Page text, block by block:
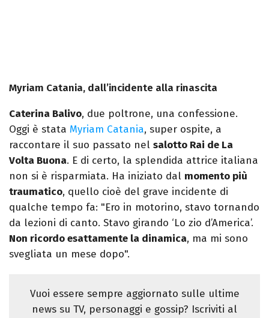
Myriam Catania, dall’incidente alla rinascita
Caterina Balivo, due poltrone, una confessione.
Oggi è stata Myriam Catania, super ospite, a
raccontare il suo passato nel salotto Rai de La
Volta Buona. E di certo, la splendida attrice italiana
non si è risparmiata. Ha iniziato dal momento più
traumatico, quello cioè del grave incidente di
qualche tempo fa: "Ero in motorino, stavo tornando
da lezioni di canto. Stavo girando ‘Lo zio d’America’.
Non ricordo esattamente la dinamica, ma mi sono
svegliata un mese dopo".
Vuoi essere sempre aggiornato sulle ultime
news su TV, personaggi e gossip? Iscriviti al